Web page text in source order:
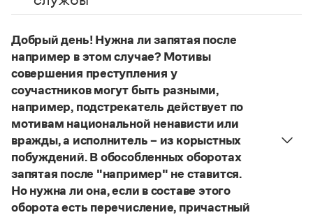
Словари русского языка как государственного
Справочники
Правила русской орфографии и пунктуации
Русский язык. Краткий теоретический курс
для школьников
Письмовник
Справочник по пунктуации
Словарь-справочник трудностей
Справочник по фразеологии
Азбучные истины
Словарь-справочник непростые слова
Управление в русском языке
Словарь методических терминов
Правила русской орфографии и пунктуации
Добрый день! Нужна ли запятая после
например в этом случае? Мотивы
совершения преступления у
соучастников могут быть разными,
например, подстрекатель действует по
мотивам национальной ненависти или
вражды, а исполнитель – из корыстных
побуждений. В обособленных оборотах
запятая после "например" не ставится.
Но нужна ли она, если в составе этого
оборота есть перечисление, причастный